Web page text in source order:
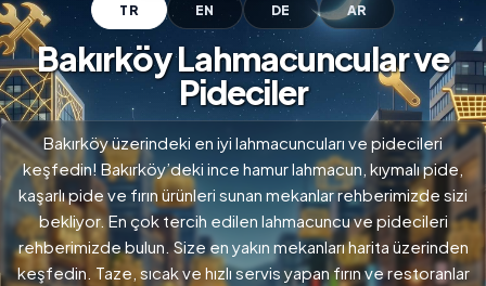
TR EN DE AR
Bakırköy Lahmacuncular ve
Pideciler
Bakırköy üzerindeki en iyi lahmacuncuları ve pidecileri
keşfedin! Bakırköy’deki ince hamur lahmacun, kıymalı pide,
kaşarlı pide ve fırın ürünleri sunan mekanlar rehberimizde sizi
bekliyor. En çok tercih edilen lahmacuncu ve pidecileri
rehberimizde bulun. Size en yakın mekanları harita üzerinden
keşfedin. Taze, sıcak ve hızlı servis yapan fırın ve restoranlar